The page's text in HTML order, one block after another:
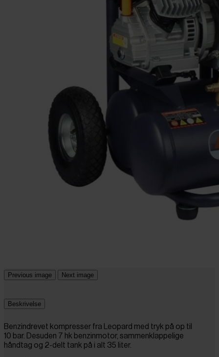
Previous image Next image
Beskrivelse
Benzindrevet kompresser fra Leopard med tryk på op til
10 bar. Desuden 7 hk benzinmotor, sammenklappelige
håndtag og 2-delt tank på i alt 35 liter.